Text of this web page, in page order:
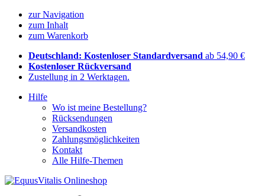
zur Navigation
zum Inhalt
zum Warenkorb
Deutschland: Kostenloser Standardversand ab 54,90 €
Kostenloser Rückversand
Zustellung in 2 Werktagen.
Hilfe
Wo ist meine Bestellung?
Rücksendungen
Versandkosten
Zahlungsmöglichkeiten
Kontakt
Alle Hilfe-Themen